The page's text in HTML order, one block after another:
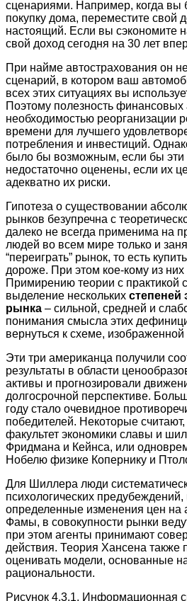
сценариями. Например, когда вы
покупку дома, переместите свой
настоящий. Если вы сэкономите
свой доход сегодня на 30 лет
При найме автострахования он
сценарий, в котором ваш
всех этих ситуациях вы
Поэтому полезность финансовых
необходимостью реорганизации
времени для лучшего
потребления и инвестиций.
было бы возможным, если бы эти
недостаточно оценены, если их
адекватно их риски.
Гипотеза о существовании
рынков безупречна с
далеко не всегда применима на
людей во всем мире только и
“переиграть” рынок, то есть
дороже. При этом кое-кому из них
Примирению теории с практикой
выделение нескольких степеней
рынка – сильной, средней и
понимания смысла этих
вернуться к схеме, изображенной
Эти три американца получили
результаты в области
активы и прогнозировали
долгосрочной перспективе.
году стало очевидное
победителей. Некоторые
факультет экономики славы и
Фридмана и Кейнса, или
Нобелю физике Копернику и
Для Шиллера люди
психологических предубеждений,
определенные изменения цен на
Фамы, в совокупности рынки
при этом агенты принимают
действия. Теория Хансена также
оценивать модели, основанные
рациональности.
Рисунок 4.3.1. Информационная